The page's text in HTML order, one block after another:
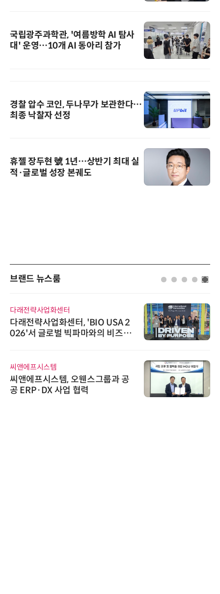
국립광주과학관, '여름방학 AI 탐사
대' 운영…10개 AI 동아리 참가
경찰 압수 코인, 두나무가 보관한다…
최종 낙찰자 선정
휴젤 장두현 號 1년…상반기 최대 실
적·글로벌 성장 본궤도
브랜드 뉴스룸
략사업화센터
략사업화센터, 'BIO USA 2
글로벌 빅파마와의 비즈니
프시스템
프시스템, 오웬스그룹과 공
사업 협력
디에스
디에스
26' 참
우르는
한국태
6' 발
가스